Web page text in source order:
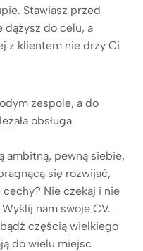
Stawiasz przed
dążysz do celu, a
z klientem nie drży Ci
zespole, a do
obsługa
ambitną, pewną siebie,
się rozwijać,
Nie czekaj i nie
nam swoje CV.
częścią wielkiego
do wielu miejsc